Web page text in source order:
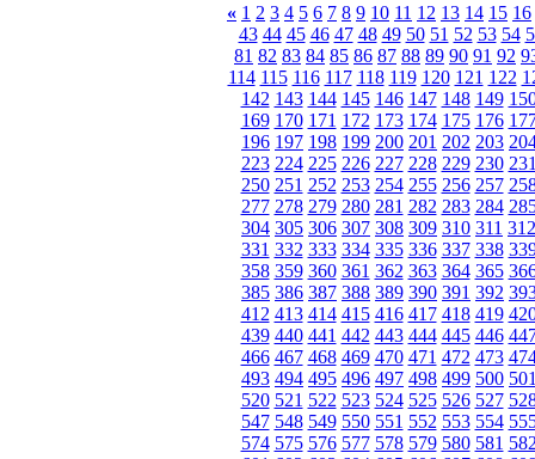
« 1 2 3 4 5 6 7 8 9 10 11 12 13 14 15 16
43 44 45 46 47 48 49 50 51 52 53 54
81 82 83 84 85 86 87 88 89 90 91 92
114 115 116 117 118 119 120 121 122
142 143 144 145 146 147 148 149
169 170 171 172 173 174 175 176
196 197 198 199 200 201 202 203
223 224 225 226 227 228 229 230
250 251 252 253 254 255 256 257
277 278 279 280 281 282 283 284
304 305 306 307 308 309 310 311 312
331 332 333 334 335 336 337 338
358 359 360 361 362 363 364 365
385 386 387 388 389 390 391 392
412 413 414 415 416 417 418 419
439 440 441 442 443 444 445 446
466 467 468 469 470 471 472 473
493 494 495 496 497 498 499 500
520 521 522 523 524 525 526 527
547 548 549 550 551 552 553 554
574 575 576 577 578 579 580 581